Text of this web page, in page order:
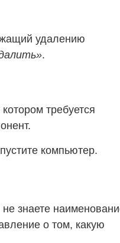
удалению
.
требуется
компьютер.
знаете
о том, какую